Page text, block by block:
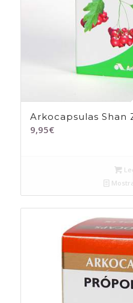
Arkocapsulas Shan
9,95€